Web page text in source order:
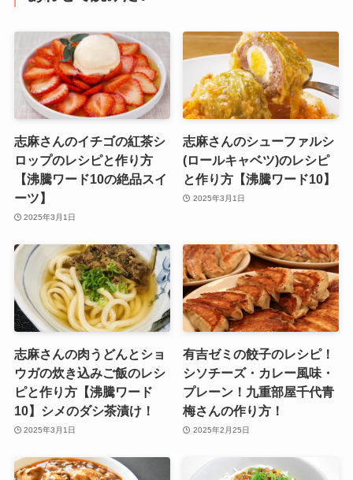
志麻さんのイチゴの紅茶シ
ロップのレシピと作り方
【沸騰ワード10の絶品スイ
ーツ】
2025年3月1日
志麻さんのシューファルシ
(ロールキャベツ)のレシピ
と作り方【沸騰ワード10】
2025年3月1日
志麻さんの肉うどんとショ
ウガの炊き込みご飯のレシ
ピと作り方【沸騰ワード
10】シメのダシ茶漬け！
2025年3月1日
有吉ゼミの餃子のレシピ！
シソチーズ・カレー風味・
プレーン！九重部屋千代青
梅さんの作り方！
2025年2月25日